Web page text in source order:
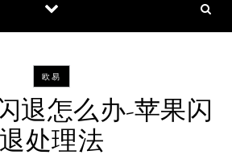
欧易
退怎么办-苹果闪
退处理法